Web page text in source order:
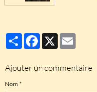
PartagerFacebook
X
Ajouter un commentaire
Nom